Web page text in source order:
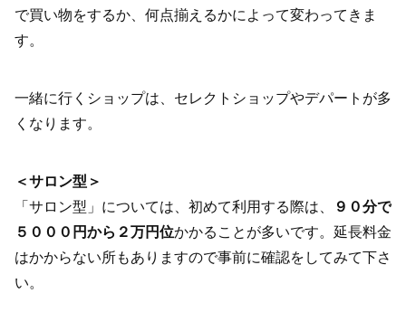
で買い物をするか、何点揃えるかによって変わってきま
す。
一緒に行くショップは、セレクトショップやデパートが多
くなります。
＜サロン型＞
「サロン型」については、初めて利用する際は、
９０分で
５０００円から２万円位かかることが多いです。延長料金
はかからない所もありますので事前に確認をしてみて下さ
い。